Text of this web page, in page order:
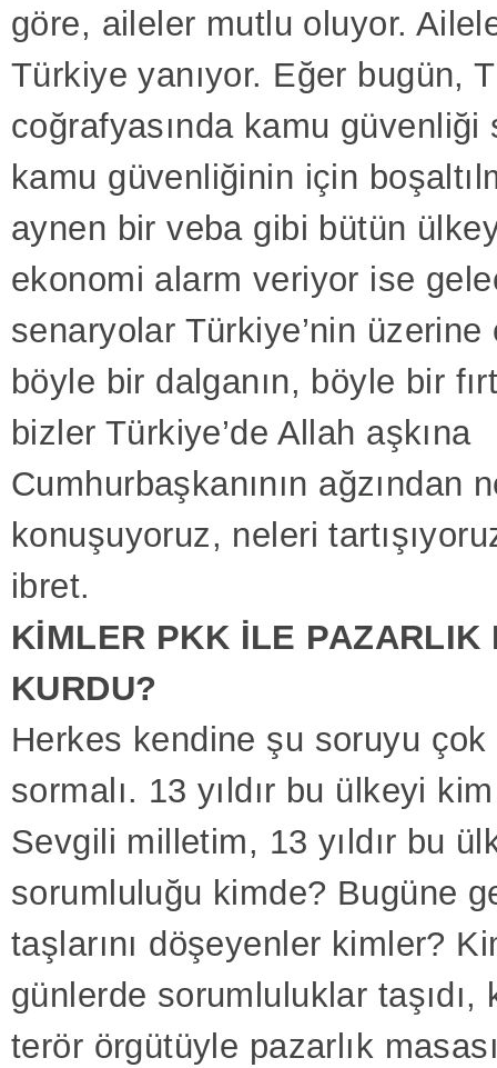
göre, aileler mutlu oluyor.
Türkiye yanıyor. Eğer bugün,
coğrafyasında kamu güvenliği
kamu güvenliğinin için
aynen bir veba gibi bütün
ekonomi alarm veriyor ise
senaryolar Türkiye’nin
böyle bir dalganın, böyle bir
bizler Türkiye’de Allah aşkına
Cumhurbaşkanının ağzından
konuşuyoruz, neleri
ibret.
KİMLER PKK İLE PAZARLIK
KURDU?
Herkes kendine şu soruyu çok
sormalı. 13 yıldır bu ülkeyi
Sevgili milletim, 13 yıldır bu
sorumluluğu kimde? Bugüne
taşlarını döşeyenler kimler?
günlerde sorumluluklar taşıdı,
terör örgütüyle pazarlık